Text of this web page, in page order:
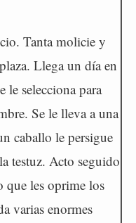
Tanta molicie y
Llega un día en
le selecciona para
Se le lleva a una
caballo le persigue
testuz. Acto seguido
que les oprime los
varias enormes